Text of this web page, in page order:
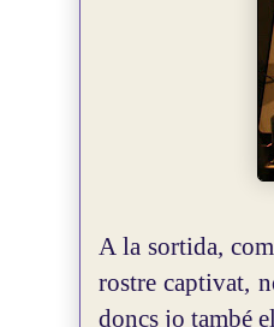
A la sortida,
rostre captivat,
doncs jo també